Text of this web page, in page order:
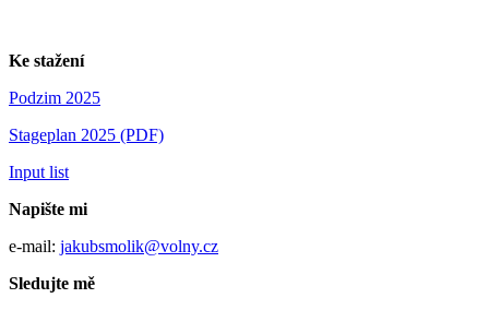
Ke stažení
Podzim 2025
Stageplan 2025 (PDF)
Input list
Napište mi
e-mail: jakubsmolik@volny.cz
Sledujte mě